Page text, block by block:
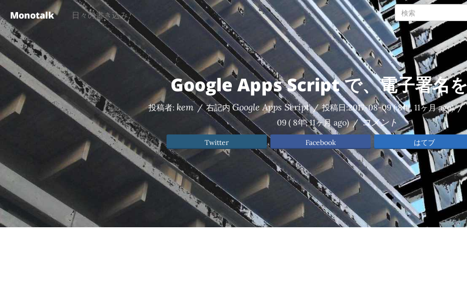
Monotalk 日々の書き込み
Google Apps Script で、電子署名
投稿者: kem / 右記内Google Apps Script / 投稿日:2017-08-09( 8年, 11ヶ月 ago) /
09( 8年, 11ヶ月 ago) / コメント
Twitter Facebook はてブ